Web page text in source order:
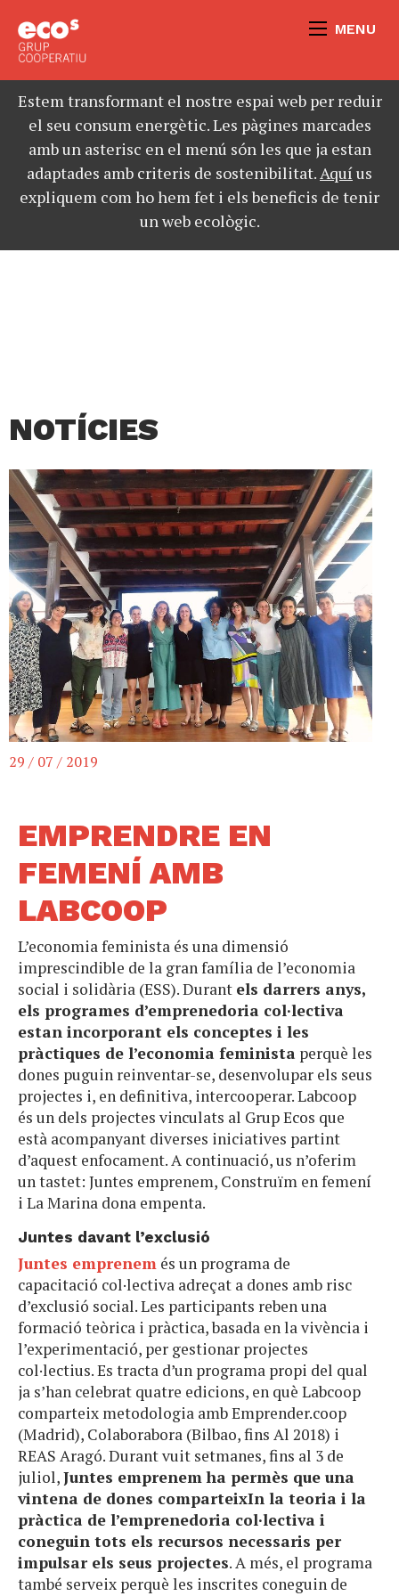
MENU
Estem transformant el nostre espai web per reduir
el seu consum energètic. Les pàgines marcades
amb un asterisc en el menú són les que ja estan
adaptades amb criteris de sostenibilitat.Aquíus
expliquem com ho hem fet i els beneficis de tenir
un web ecològic.
NOTÍCIES
29 / 07 / 2019
EMPRENDRE EN
FEMENÍ AMB
LABCOOP
L’economia feminista és una dimensió
imprescindible de la gran família de l’economia
social i solidària (ESS). Durant els darrers anys,
els programes d’emprenedoria col·lectiva
estan incorporant els conceptes i les
pràctiques de l’economia feminista perquè les
dones puguin reinventar-se, desenvolupar els seus
projectes i, en definitiva, intercooperar. Labcoop
és un dels projectes vinculats al Grup Ecos que
està acompanyant diverses iniciatives partint
d’aquest enfocament. A continuació, us n’oferim
un tastet: Juntes emprenem, Construïm en femení
i La Marina dona empenta.
Juntes davant l’exclusió
Juntes emprenem és un programa de
capacitació col·lectiva adreçat a dones amb risc
d’exclusió social. Les participants reben una
formació teòrica i pràctica, basada en la vivència i
l’experimentació, per gestionar projectes
col·lectius. Es tracta d’un programa propi del qual
ja s’han celebrat quatre edicions, en què Labcoop
comparteix metodologia amb Emprender.coop
(Madrid), Colaborabora (Bilbao, fins Al 2018) i
REAS Aragó. Durant vuit setmanes, fins al 3 de
juliol,Juntes emprenem ha permès que una
vintena de dones comparteixIn la teoria i la
pràctica de l’emprenedoria col·lectiva i
coneguin tots els recursos necessaris per
impulsar els seus projectes. A més, el programa
també serveix perquè les inscrites coneguin de